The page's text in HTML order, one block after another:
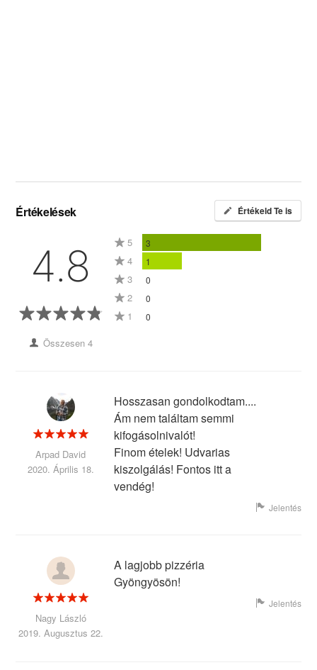
Értékelések Értékeld Te is
4.8
Összesen 4
5 3
4 1
3 0
2 0
1 0
Arpad David
2020. Április 18.
Hosszasan gondolkodtam....
Ám nem találtam semmi
kifogásolnivalót!
Finom ételek! Udvarias
kiszolgálás! Fontos itt a
vendég!
Jelentés
Nagy László
2019. Augusztus 22.
A lagjobb pizzéria
Gyöngyösön!
Jelentés